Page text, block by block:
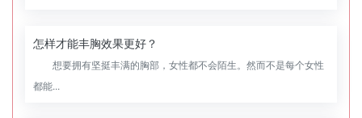
怎样才能丰胸效果更好？
想要拥有坚挺丰满的胸部，女性都不会陌生。然而不是每个女性
都能...